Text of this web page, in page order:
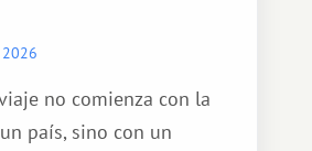
no comienza con la
país, sino con un